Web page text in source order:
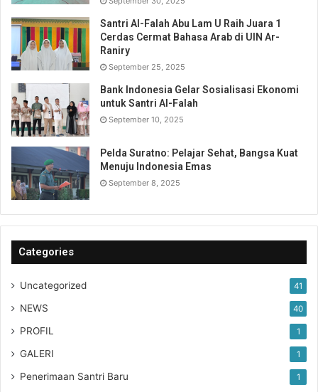
Santri Al-Falah Abu Lam U Raih Juara 1
Cerdas Cermat Bahasa Arab di UIN Ar-
Raniry
September 25, 2025
Bank Indonesia Gelar Sosialisasi Ekonomi
untuk Santri Al-Falah
September 10, 2025
Pelda Suratno: Pelajar Sehat, Bangsa Kuat
Menuju Indonesia Emas
September 8, 2025
Categories
Uncategorized 41
NEWS 40
PROFIL 1
GALERI 1
Penerimaan Santri Baru 1